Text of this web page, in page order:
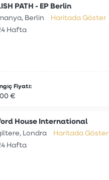
PATH - EP Berlin
Berlin
Haritada Göster
Hafta
Fiyatı:
€
House International
Londra
Haritada Göster
Hafta